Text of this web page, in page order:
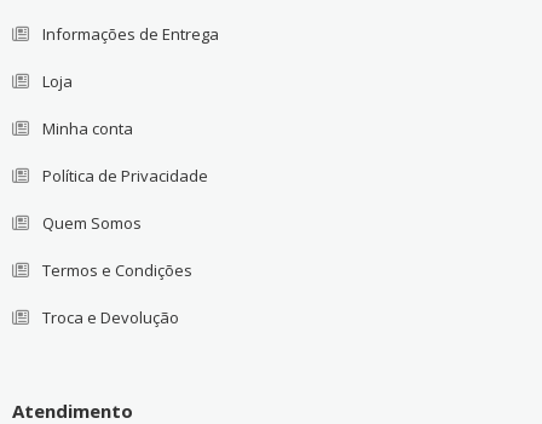
Informações de Entrega
Loja
Minha conta
Política de Privacidade
Quem Somos
Termos e Condições
Troca e Devolução
Atendimento